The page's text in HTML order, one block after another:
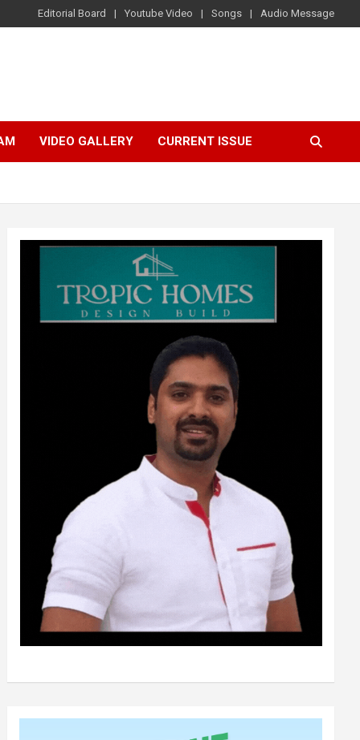
Editorial Board Youtube Video Songs Audio Message
VIDEO GALLERY CURRENT ISSUE